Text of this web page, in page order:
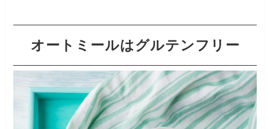
オートミールはグルテンフリー